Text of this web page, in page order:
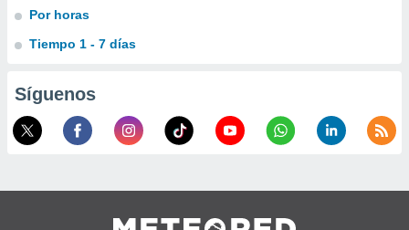
Por horas
Tiempo 1 - 7 días
Síguenos